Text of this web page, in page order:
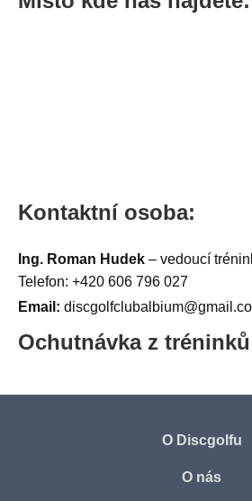
Kontaktní osoba:
Ing. Roman Hudek – vedoucí
Telefon: +420 606 796 027
Email:
Ochutnávka z
O Discgolfu
O nás